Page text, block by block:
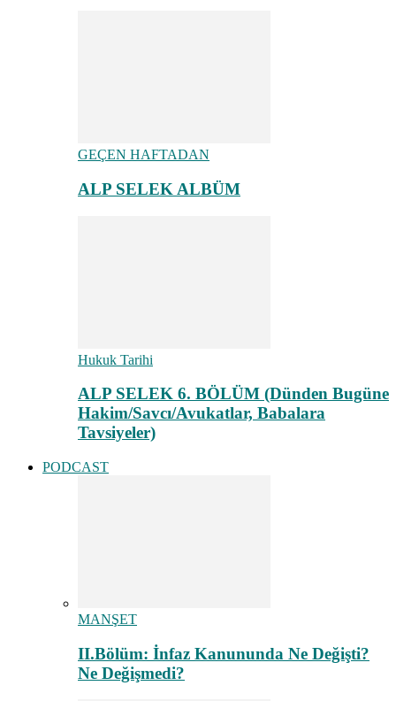
GEÇEN HAFTADAN
ALP SELEK ALBÜM
Hukuk Tarihi
ALP SELEK 6. BÖLÜM (Dünden Bugüne
Hakim/Savcı/Avukatlar, Babalara
Tavsiyeler)
PODCAST
MANŞET
II.Bölüm: İnfaz Kanununda Ne Değişti?
Ne Değişmedi?